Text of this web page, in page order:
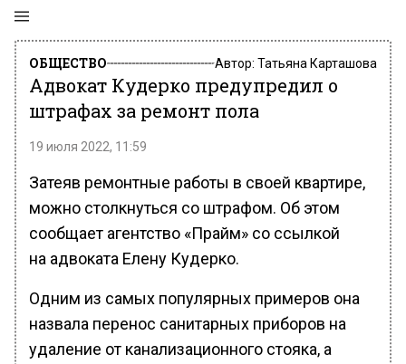
ОБЩЕСТВО Автор: Татьяна Карташова
Адвокат Кудерко предупредил о
штрафах за ремонт пола
19 июля 2022, 11:59
Затеяв ремонтные работы в своей квартире,
можно столкнуться со штрафом. Об этом
сообщает агентство «Прайм» со ссылкой
на адвоката Елену Кудерко.
Одним из самых популярных примеров она
назвала перенос санитарных приборов на
удаление от канализационного стояка, а